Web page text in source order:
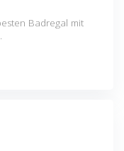
Badregal mit